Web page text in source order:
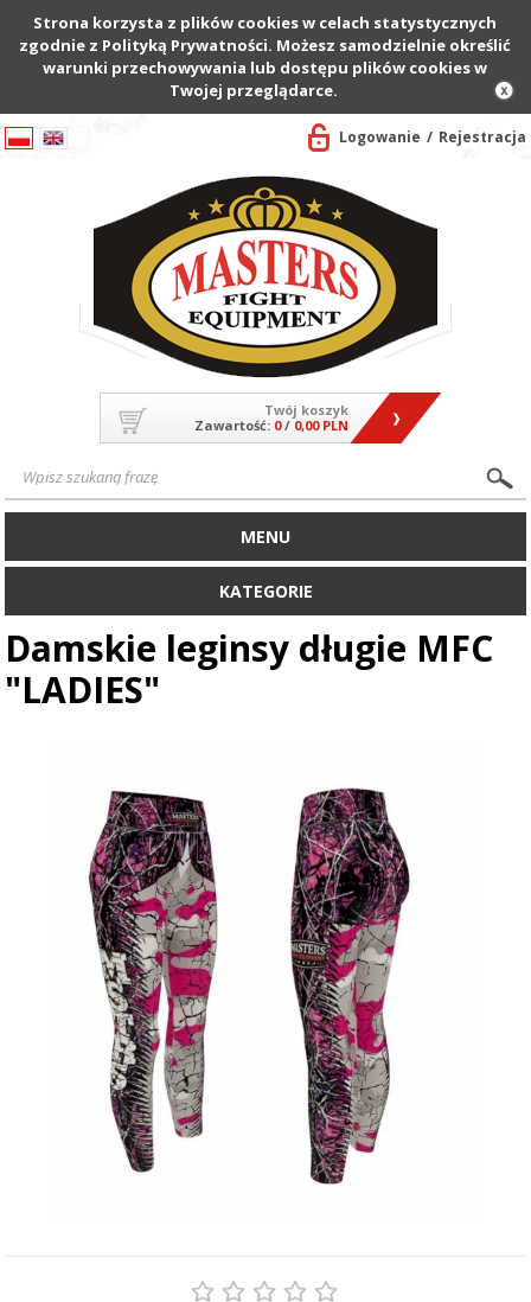
Strona korzysta z plików cookies w celach statystycznych
zgodnie z Polityką Prywatności. Możesz samodzielnie określić
warunki przechowywania lub dostępu plików cookies w
Twojej przeglądarce.
Logowanie Rejestracja
Twój koszyk
Zawartość: 0/ 0,00 PLN
MENU
KATEGORIE
Damskie leginsy długie MFC
"LADIES"